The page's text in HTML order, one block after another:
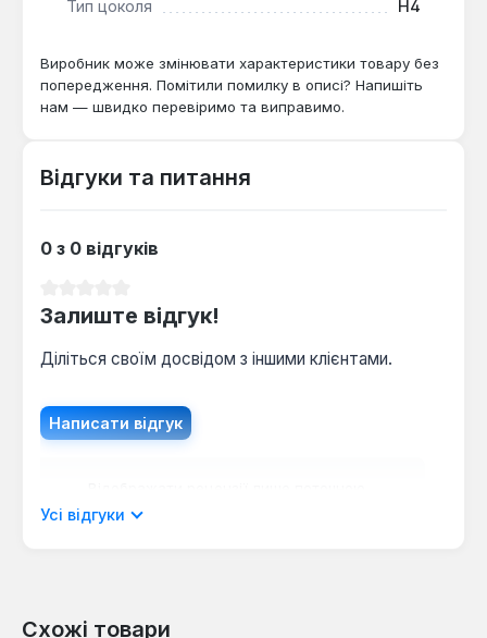
стандартні галогенні лампи.
Як часто потрібно замінювати лампу?
Термін служби залежить від умов
подовжуючи ресурс порівняно зі звичайними
Тип цоколя H4
Виробник може змінювати характеристики товару без
попередження. Помітили помилку в описі? Напишіть
нам — швидко перевіримо та виправимо.
Відгуки та питання
0 з 0 відгуків
Залиште відгук!
Діліться своїм досвідом з іншими клієнтами.
Написати відгук
мовою.
Відгуків не знайдено. Поділіться
Усі відгуки
Схожі товари